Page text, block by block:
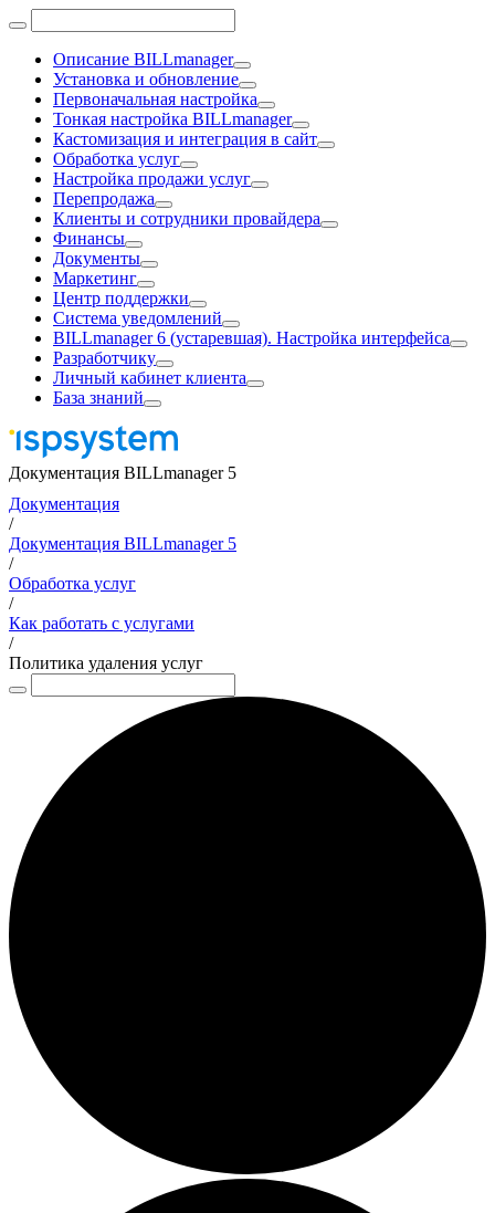
Описание BILLmanager
Установка и обновление
Первоначальная настройка
Тонкая настройка BILLmanager
Кастомизация и интеграция в сайт
Обработка услуг
Настройка продажи услуг
Перепродажа
Клиенты и сотрудники провайдера
Финансы
Документы
Маркетинг
Центр поддержки
Система уведомлений
BILLmanager 6 (устаревшая). Настройка интерфейса
Разработчику
Личный кабинет клиента
База знаний
Документация BILLmanager 5
Документация
/
Документация BILLmanager 5
/
Обработка услуг
/
Как работать с услугами
/
Политика удаления услуг